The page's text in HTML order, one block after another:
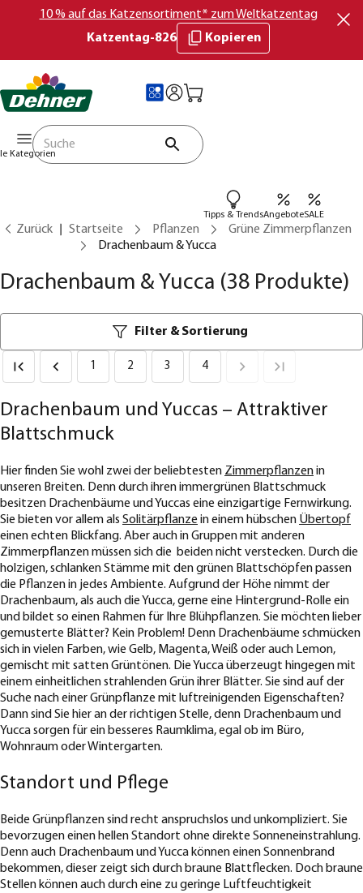
10 % auf das Katzensortiment* zum Weltkatzentag
Katzentag-826
Kopieren
Kategorien
Tipps & TrendsAngeboteSALE
Zurück Startseite Pflanzen
Grüne Zimmerpflanzen
Drachenbaum & Yucca
Drachenbaum & Yucca (38 Produkte)
Filter & Sortierung
1 2 3 4
Drachenbaum und Yuccas – Attraktiver
Blattschmuck
Hier finden Sie wohl zwei der beliebtesten Zimmerpflanzenin
unseren Breiten. Denn durch ihren immergrünen Blattschmuck
besitzen Drachenbäume und Yuccas eine einzigartige Fernwirkung.
Sie bieten vor allem als Solitärpflanze in einem hübschen Übertopf
einen echten Blickfang. Aber auch in Gruppen mit anderen
Zimmerpflanzen müssen sich die beiden nicht verstecken. Durch die
holzigen, schlanken Stämme mit den grünen Blattschöpfen passen
die Pflanzen in jedes Ambiente. Aufgrund der Höhe nimmt der
Drachenbaum, als auch die Yucca, gerne eine Hintergrund-Rolle ein
und bildet so einen Rahmen für Ihre Blühpflanzen. Sie möchten lieber
gemusterte Blätter? Kein Problem! Denn Drachenbäume schmücken
sich in vielen Farben, wie Gelb, Magenta, Weiß oder auch Lemon,
gemischt mit satten Grüntönen. Die Yucca überzeugt hingegen mit
einem einheitlichen strahlenden Grün ihrer Blätter. Sie sind auf der
Suche nach einer Grünpflanze mit luftreinigenden Eigenschaften?
Dann sind Sie hier an der richtigen Stelle, denn Drachenbaum und
Yucca sorgen für ein besseres Raumklima, egal ob im Büro,
Wohnraum oder Wintergarten.
Standort und Pflege
Beide Grünpflanzen sind recht anspruchslos und unkompliziert. Sie
bevorzugen einen hellen Standort ohne direkte Sonneneinstrahlung.
Denn auch Drachenbaum und Yucca können einen Sonnenbrand
bekommen, dieser zeigt sich durch braune Blattflecken. Doch braune
Stellen können auch durch eine zu geringe Luftfeuchtigkeit